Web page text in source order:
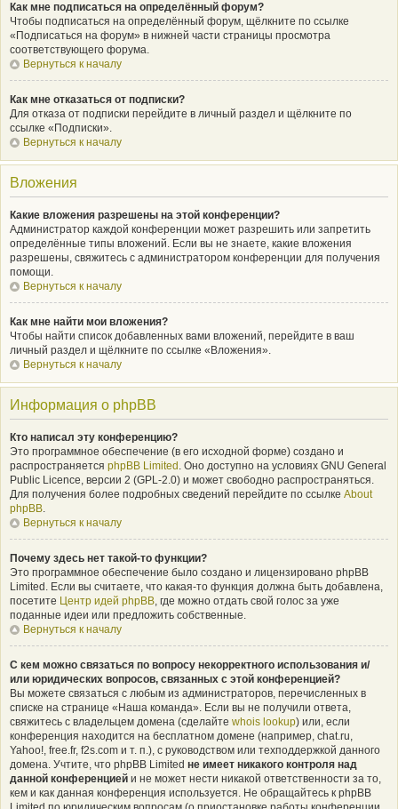
Как мне подписаться на определённый форум?
Чтобы подписаться на определённый форум, щёлкните по ссылке
«Подписаться на форум» в нижней части страницы просмотра
соответствующего форума.
Вернуться к началу
Как мне отказаться от подписки?
Для отказа от подписки перейдите в личный раздел и щёлкните по
ссылке «Подписки».
Вернуться к началу
Вложения
Какие вложения разрешены на этой конференции?
Администратор каждой конференции может разрешить или запретить
определённые типы вложений. Если вы не знаете, какие вложения
разрешены, свяжитесь с администратором конференции для получения
помощи.
Вернуться к началу
Как мне найти мои вложения?
Чтобы найти список добавленных вами вложений, перейдите в ваш
личный раздел и щёлкните по ссылке «Вложения».
Вернуться к началу
Информация о phpBB
Кто написал эту конференцию?
Это программное обеспечение (в его исходной форме) создано и
распространяется phpBB Limited . Оно доступно на условиях GNU General
Public Licence, версии 2 (GPL-2.0) и может свободно распространяться.
Для получения более подробных сведений перейдите по ссылке About
phpBB.
Вернуться к началу
Почему здесь нет такой-то функции?
Это программное обеспечение было создано и лицензировано phpBB
Limited. Если вы считаете, что какая-то функция должна быть добавлена,
посетите Центр идей phpBB, где можно отдать свой голос за уже
поданные идеи или предложить собственные.
Вернуться к началу
С кем можно связаться по вопросу некорректного использования и/
или юридических вопросов, связанных с этой конференцией?
Вы можете связаться с любым из администраторов, перечисленных в
списке на странице «Наша команда». Если вы не получили ответа,
свяжитесь с владельцем домена (сделайте whois lookup) или, если
конференция находится на бесплатном домене (например, chat.ru,
Yahoo!, free.fr, f2s.com и т. п.), с руководством или техподдержкой данного
домена. Учтите, что phpBB Limited не имеет никакого контроля над
данной конференцией и не может нести никакой ответственности за то,
кем и как данная конференция используется. Не обращайтесь к phpBB